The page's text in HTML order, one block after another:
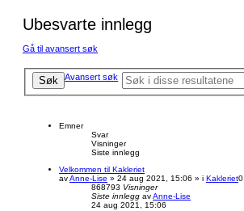
Ubesvarte innlegg
Gå til avansert søk
Søk Avansert søk
Emner
Svar
Visninger
Siste innlegg
Velkommen til Kakleriet
avAnne-Lise » 24 aug 2021, 15:06 » i Kakleriet0
868793 Visninger
Siste innlegg avAnne-Lise
24 aug 2021, 15:06